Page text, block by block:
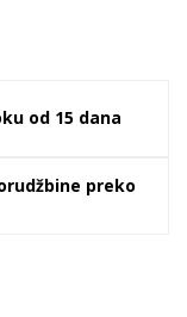
od 15 dana
preko